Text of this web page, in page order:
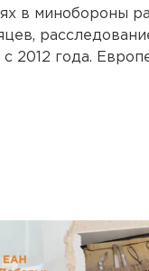
в минобороны
2012 года.